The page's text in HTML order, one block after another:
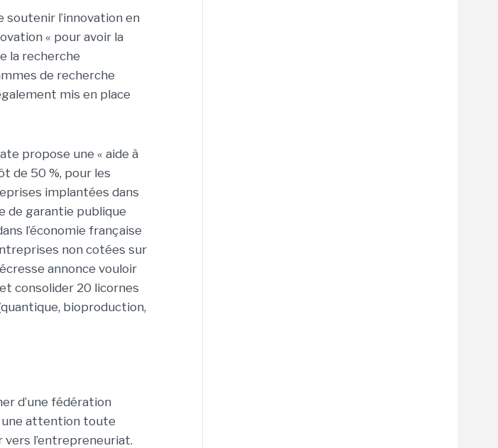
l’innovation en
« pour avoir la
la recherche
de recherche
mis en place
propose une « aide à
de 50 %, pour les
implantées dans
de garantie publique
l’économie française
non cotées sur
annonce vouloir
consolider 20 licornes
bioproduction,
d’une fédération
une attention toute
vers l’entrepreneuriat.